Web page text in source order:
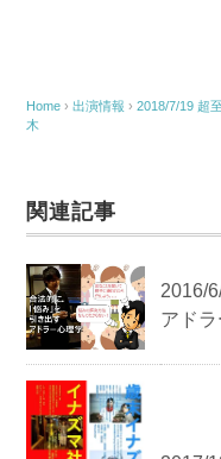
o
k
Home ›出演情報 ›2018/7/19 超
木
関連記事
2016/
アド